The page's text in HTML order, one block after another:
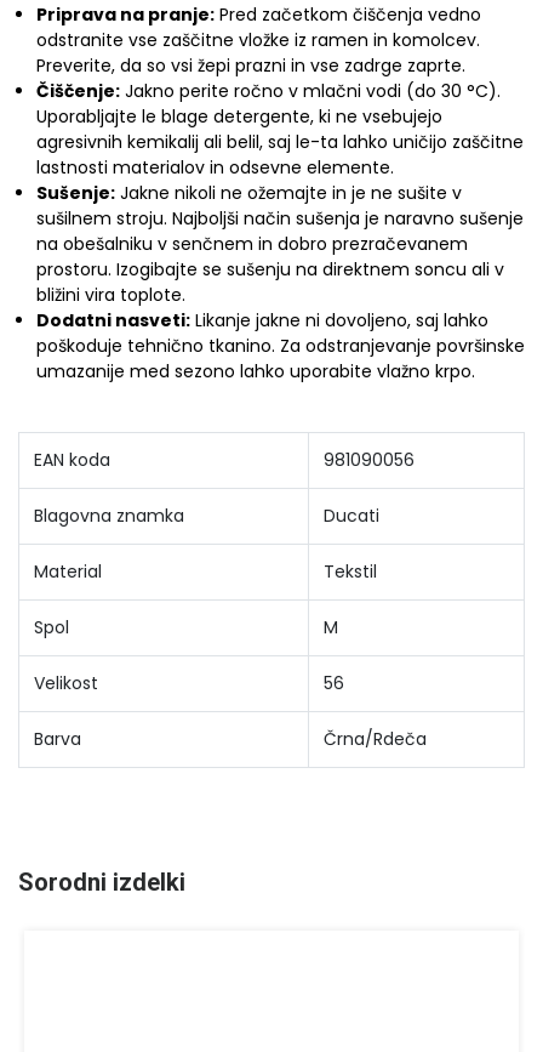
Priprava na pranje: Pred začetkom čiščenja vedno
odstranite vse zaščitne vložke iz ramen in komolcev.
Preverite, da so vsi žepi prazni in vse zadrge zaprte.
Čiščenje: Jakno perite ročno v mlačni vodi (do 30 °C).
Uporabljajte le blage detergente, ki ne vsebujejo
agresivnih kemikalij ali belil, saj le-ta lahko uničijo zaščitne
lastnosti materialov in odsevne elemente.
Sušenje: Jakne nikoli ne ožemajte in je ne sušite v
sušilnem stroju. Najboljši način sušenja je naravno sušenje
na obešalniku v senčnem in dobro prezračevanem
prostoru. Izogibajte se sušenju na direktnem soncu ali v
bližini vira toplote.
Dodatni nasveti: Likanje jakne ni dovoljeno, saj lahko
poškoduje tehnično tkanino. Za odstranjevanje površinske
umazanije med sezono lahko uporabite vlažno krpo.
EAN koda 981090056
Blagovna znamka Ducati
Material Tekstil
Spol M
Velikost 56
Barva Črna/Rdeča
Sorodni izdelki